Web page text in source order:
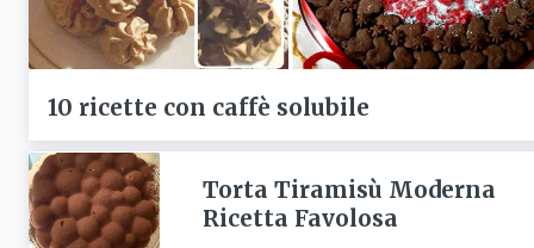
10 ricette con caffè solubile
Torta Tiramisù Moderna
Ricetta Favolosa